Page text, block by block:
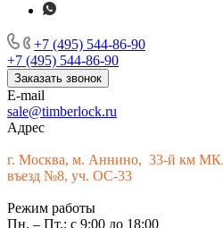
+7 (495) 544-86-90
+7 (495) 544-86-90
Заказать звонок
E-mail
sale@timberlock.ru
Адрес
г. Москва, м. Аннино, 33-й км
въезд №8, уч. ОС-33
Режим работы
Пн. – Пт.: с 9:00 до 18:00